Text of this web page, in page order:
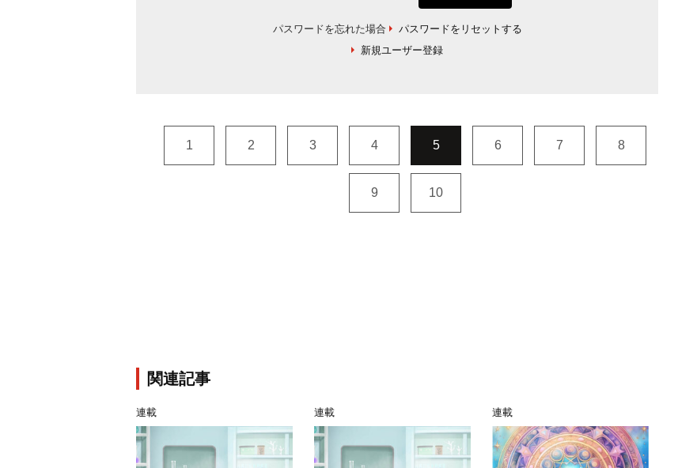
パスワードを忘れた場合
パスワードをリセットする
新規ユーザー登録
1 2 3 4 5 6 7 8
9 10
関連記事
連載 連載 連載